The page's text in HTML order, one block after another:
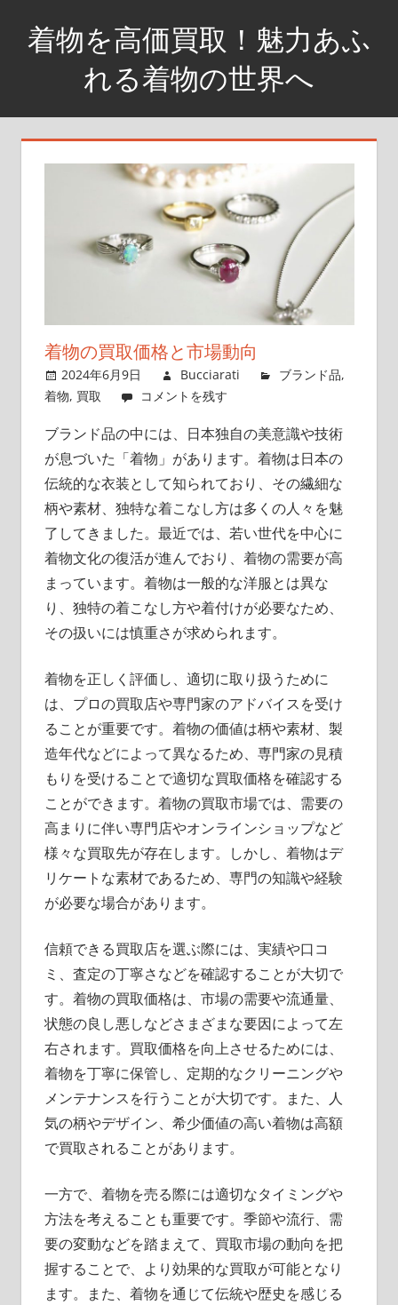
ツ
着物を高価買取！魅力あふ
れる着物の世界へ
高
価
着物の買取価格と市場動向
2024年6月9日 Bucciarati ブランド品,
着物, 買取 コメントを残す
ブランド品の中には、日本独自の美意識や技術
が息づいた「着物」があります。 着物は日本の
伝統的な衣装として知られており、その繊細な
柄や素材、独特な着こなし方は多くの人々を魅
了してきました。最近では、若い世代を中心に
着物文化の復活が進んでおり、着物の需要が高
まっています。着物は一般的な洋服とは異な
り、独特の着こなし方や着付けが必要なため、
その扱いには慎重さが求められます。
着物を正しく評価し、適切に取り扱うために
は、プロの買取店や専門家のアドバイスを受け
ることが重要です。着物の価値は柄や素材、製
造年代などによって異なるため、専門家の見積
もりを受けることで適切な買取価格を確認する
ことができます。着物の買取市場では、需要の
高まりに伴い専門店やオンラインショップなど
様々な買取先が存在します。しかし、着物はデ
リケートな素材であるため、専門の知識や経験
が必要な場合があります。
信頼できる買取店を選ぶ際には、実績や口コ
ミ、査定の丁寧さなどを確認することが大切で
す。着物の買取価格は、市場の需要や流通量、
状態の良し悪しなどさまざまな要因によって左
右されます。買取価格を向上させるためには、
着物を丁寧に保管し、定期的なクリーニングや
メンテナンスを行うことが大切です。また、人
気の柄やデザイン、希少価値の高い着物は高額
で買取されることがあります。
一方で、着物を売る際には適切なタイミングや
方法を考えることも重要です。季節や流行、需
要の変動などを踏まえて、買取市場の動向を把
握することで、より効果的な買取が可能となり
ます。また、着物を通じて伝統や歴史を感じる